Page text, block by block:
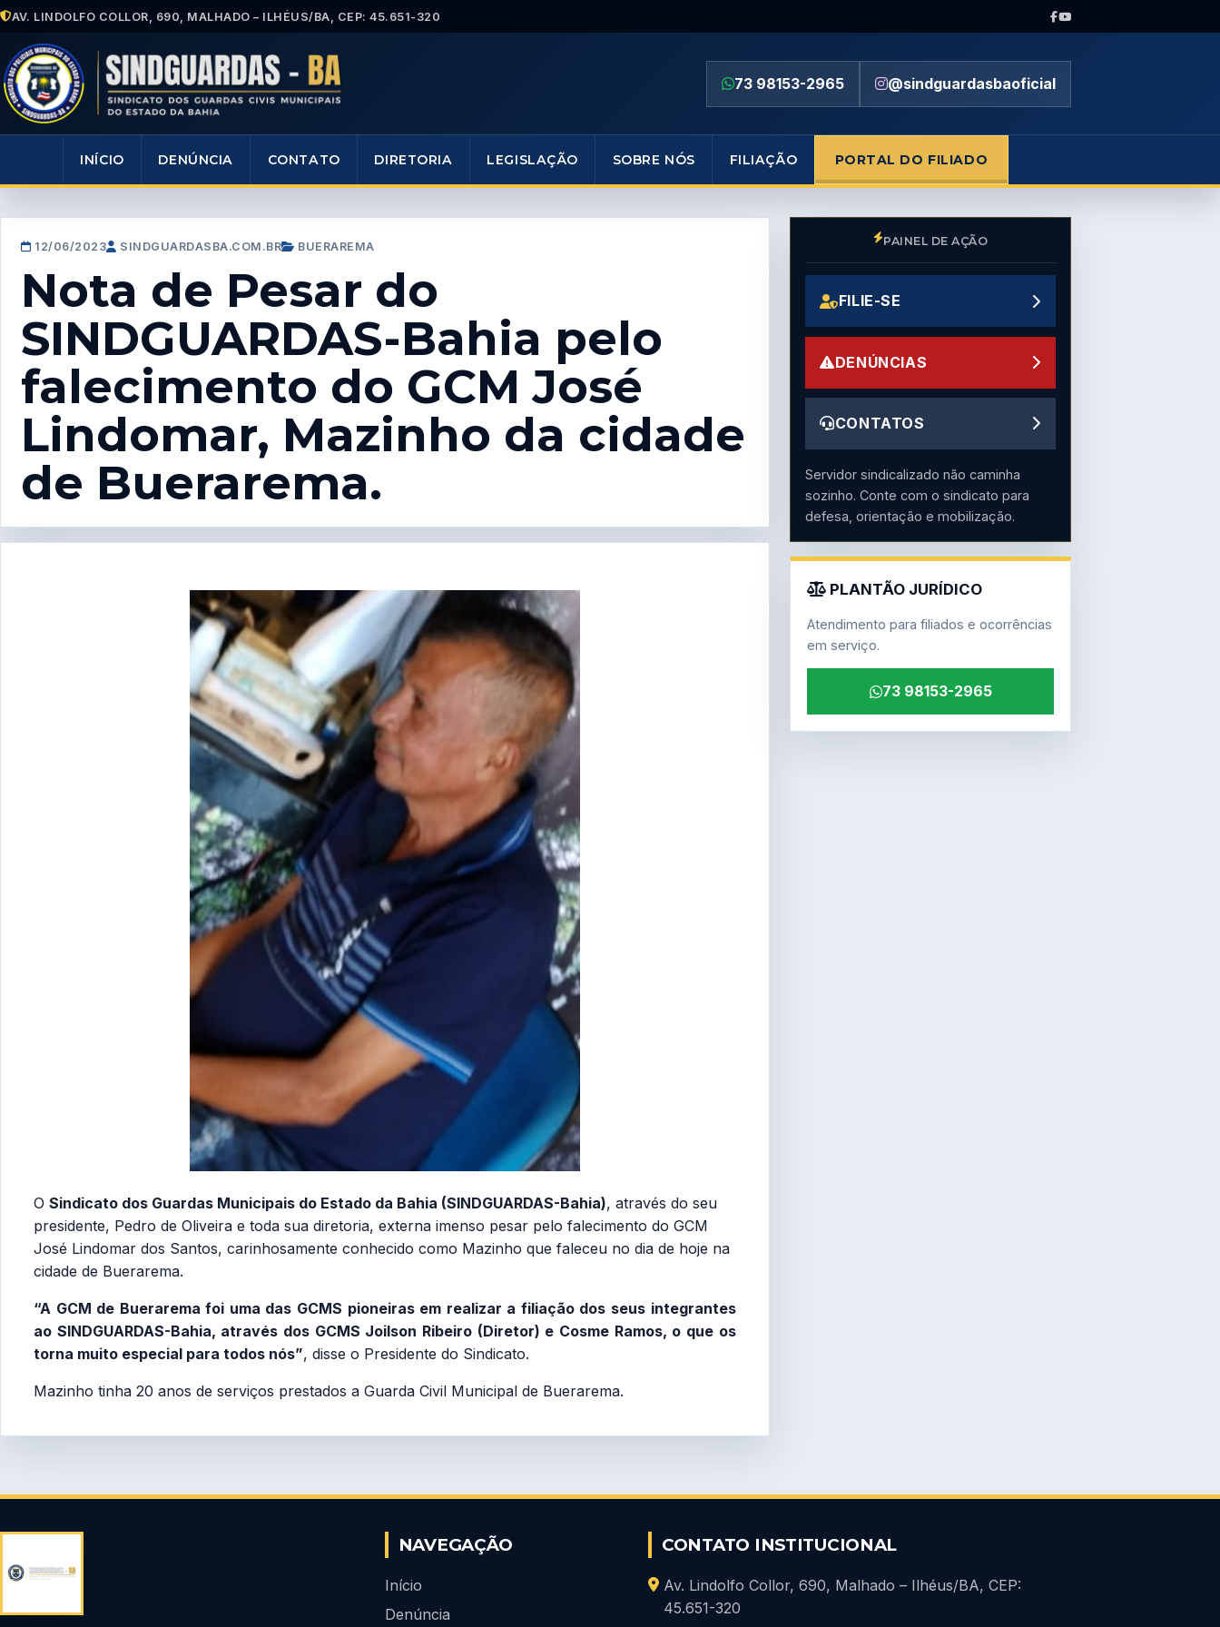
AV. LINDOLFO COLLOR, 690, MALHADO – ILHÉUS/BA, CEP: 45.651-320
73 98153-2965 @sindguardasbaoficial
INÍCIO DENÚNCIA CONTATO DIRETORIA LEGISLAÇÃO SOBRE NÓS FILIAÇÃO PORTAL DO FILIADO
12/06/2023 SINDGUARDASBA.COM.BR BUERAREMA
Nota de Pesar do
SINDGUARDAS-Bahia pelo
falecimento do GCM José
Lindomar, Mazinho da cidade
de Buerarema.
O Sindicato dos Guardas Municipais do Estado da Bahia (SINDGUARDAS-Bahia), através do seu
presidente, Pedro de Oliveira e toda sua diretoria, externa imenso pesar pelo falecimento do GCM
José Lindomar dos Santos, carinhosamente conhecido como Mazinho que faleceu no dia de hoje na
cidade de Buerarema.
“A GCM de Buerarema foi uma das GCMS pioneiras em realizar a filiação dos seus integrantes
ao SINDGUARDAS-Bahia, através dos GCMS Joilson Ribeiro (Diretor) e Cosme Ramos, o que os
torna muito especial para todos nós”, disse o Presidente do Sindicato.
Mazinho tinha 20 anos de serviços prestados a Guarda Civil Municipal de Buerarema.
PAINEL DE AÇÃO
FILIE-SE
DENÚNCIAS
CONTATOS
Servidor sindicalizado não caminha
sozinho. Conte com o sindicato para
defesa, orientação e mobilização.
PLANTÃO JURÍDICO
Atendimento para filiados e ocorrências
em serviço.
73 98153-2965
NAVEGAÇÃO
Início
Denúncia
CONTATO INSTITUCIONAL
Av. Lindolfo Collor, 690, Malhado – Ilhéus/BA, CEP:
45.651-320